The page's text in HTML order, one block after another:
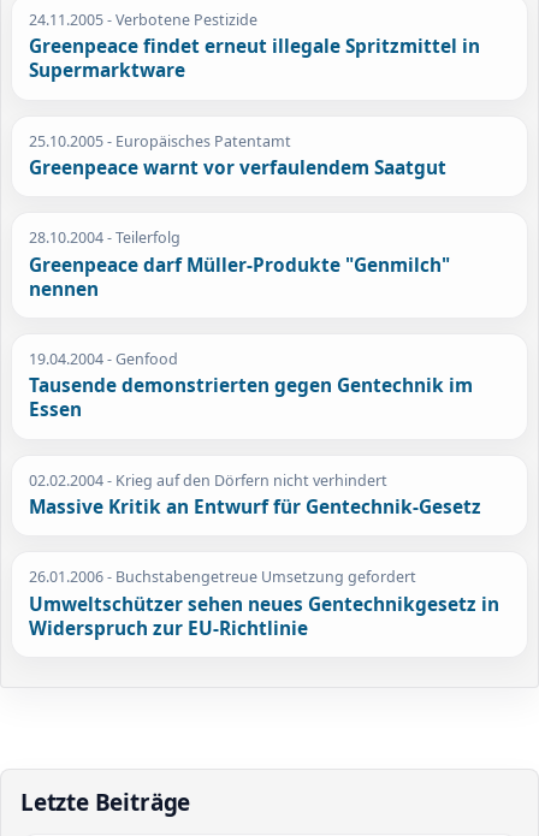
24.11.2005- Verbotene Pestizide
Greenpeace findet erneut illegale Spritzmittel in
Supermarktware
25.10.2005- Europäisches Patentamt
Greenpeace warnt vor verfaulendem Saatgut
28.10.2004- Teilerfolg
Greenpeace darf Müller-Produkte "Genmilch"
nennen
19.04.2004- Genfood
Tausende demonstrierten gegen Gentechnik im
Essen
02.02.2004- Krieg auf den Dörfern nicht verhindert
Massive Kritik an Entwurf für Gentechnik-Gesetz
26.01.2006- Buchstabengetreue Umsetzung gefordert
Umweltschützer sehen neues Gentechnikgesetz in
Widerspruch zur EU-Richtlinie
Letzte Beiträge